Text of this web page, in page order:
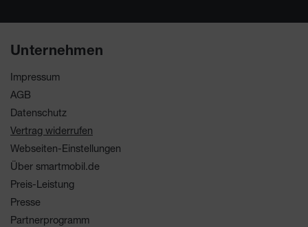
Unternehmen
Impressum
AGB
Datenschutz
Vertrag widerrufen
Webseiten-Einstellungen
Über smartmobil.de
Preis-Leistung
Presse
Partnerprogramm